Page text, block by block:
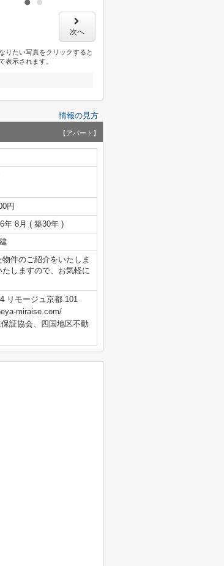
次へ
りたい写真をクリックすると
表示されます。
情報の見方
【アパート】
円
年 8月 ( 築30年 )
件のご紹介をいたしま
しますので、お気軽に
リモージュ京都 101
miraise.com/
証協会、四国地区不動